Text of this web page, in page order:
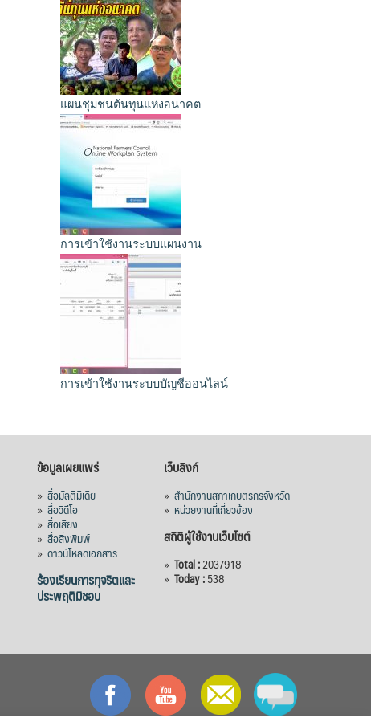
แผนชุมชนต้นทุนแห่งอนาคต.
การเข้าใช้งานระบบแผนงาน
การเข้าใช้งานระบบบัญชีออนไลน์
ข้อมูลเผยแพร่
» สื่อมัลติมีเดีย
» สื่อวิดีโอ
» สื่อเสียง
» สื่อสิ่งพิมพ์
» ดาวน์โหลดเอกสาร
ร้องเรียนการทุจริตและ
ประพฤติมิชอบ
เว็บลิงก์
» สำนักงานสภาเกษตรกรจังหวัด
» หน่วยงานที่เกี่ยวข้อง
สถิติผู้ใช้งานเว็บไซต์
» Total :2037918
» Today :538